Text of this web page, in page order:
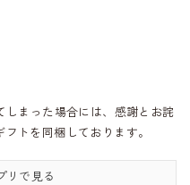
まった場合には、感謝とお詫
トを同梱しております。
リで見る